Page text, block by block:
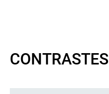
CONTRASTES